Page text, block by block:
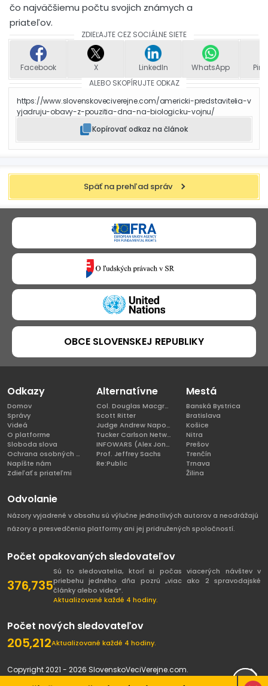
čo najväčšiemu počtu svojich známych a
priateľov.
ZDIEĽAJTE CEZ SOCIÁLNE SIETE
Facebook X LinkedIn WhatsApp
ALEBO SKOPÍRUJTE ODKAZ
https://www.slovenskoveciverejne.com/americki-predstavitelia-v
yjadruju-obavy-z-pouzitia-dna-na-biologicku-vojnu/
Kopírovať odkaz na článok
Späť na prehľad správ
OBCE SLOVENSKEJ REPUBLIKY
Odkazy
Domov
Správy
Videá
O platforme
Sloboda slova
Ochrana osobných údajov
Napíšte nám
Zdieľať s priateľmi
Alternatívne
Col. Douglas Macgregor, Ph.D
Scott Ritter
Judge Andrew Napolitano
Tucker Carlson Network
INFOWARS (Alex Jones)
Prof. Jeffrey Sachs
Re:Public
Mestá
Banská Bystrica
Bratislava
Košice
Nitra
Prešov
Trenčín
Trnava
Žilina
Odvolanie
Názory vyjadrené v obsahu sú výlučne jednotlivých autorov a neodrážajú
názory a presvedčenia platformy ani jej pridružených spoločností.
Počet opakovaných sledovateľov
376,735
Sú to sledovatelia, ktorí si počas viacerých návštev v
priebehu jedného dňa pozrú „viac ako 2 spravodajské
články alebo videá“.
Aktualizované každé 4 hodiny.
Počet nových sledovateľov
205,212Aktualizované každé 4 hodiny.
Copyright 2021 - 2026 SlovenskoVeciVerejne.com.